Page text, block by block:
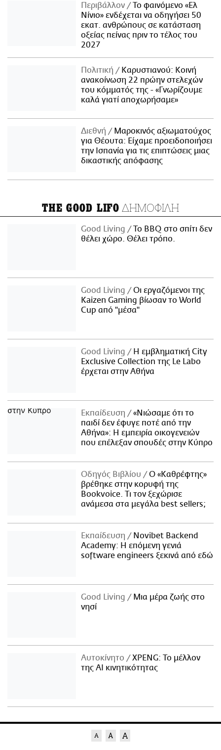
Περιβάλλον
Το φαινόμενο «Ελ
Νίνιο» ενδέχεται να οδηγήσει 50
εκατ. ανθρώπους σε κατάσταση
οξείας πείνας πριν το τέλος του
2027
Πολιτική
Καρυστιανού: Κοινή
ανακοίνωση 22 πρώην στελεχών
του κόμματός της - «Γνωρίζουμε
καλά γιατί αποχωρήσαμε»
Διεθνή
Μαροκινός αξιωματούχος
για Θέουτα: Είχαμε προειδοποιήσει
την Ισπανία για τις επιπτώσεις μιας
δικαστικής απόφασης
THE GOOD LIFO ΔΗΜΟΦΙΛΗ
Good Living
Το BBQ στο σπίτι δεν
θέλει χώρο. Θέλει τρόπο.
Good Living
Οι εργαζόμενοι της
Kaizen Gaming βίωσαν το World
Cup από "μέσα"
Good Living
Η εμβληματική City
Exclusive Collection της Le Labo
έρχεται στην Αθήνα
Εκπαίδευση
«Νιώσαμε ότι το
παιδί δεν έφυγε ποτέ από την
Αθήνα»: Η εμπειρία οικογενειών
που επέλεξαν σπουδές στην Κύπρο
Οδηγός Βιβλίου
Ο «Καθρέφτης»
βρέθηκε στην κορυφή της
Bookvoice. Τι τον ξεχώρισε
ανάμεσα στα μεγάλα best sellers;
Εκπαίδευση
Novibet Backend
Academy: Η επόμενη γενιά
software engineers ξεκινά από εδώ
Good Living
Μια μέρα ζωής στο
νησί
Αυτοκίνητο
XPENG: Το μέλλον
της AI κινητικότητας